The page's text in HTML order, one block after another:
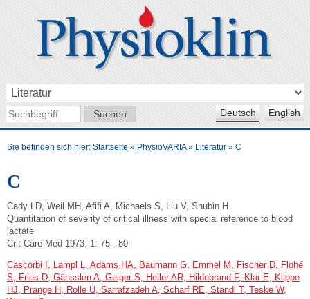
Deutsch English
Sie befinden sich hier: Startseite » PhysioVARIA» Literatur» C
C
Cady LD, Weil MH, Afifi A, Michaels S, Liu V, Shubin H
Quantitation of severity of critical illness with special reference to blood
lactate
Crit Care Med 1973; 1: 75 - 80
Cascorbi I, Lampl L, Adams HA, Baumann G, Emmel M, Fischer D, Flohé
S, Fries D, Gänsslen A, Geiger S, Heller AR, Hildebrand F, Klar E, Klippe
HJ, Prange H, Rolle U, Sarrafzadeh A, Scharf RE, Standl T, Teske W,